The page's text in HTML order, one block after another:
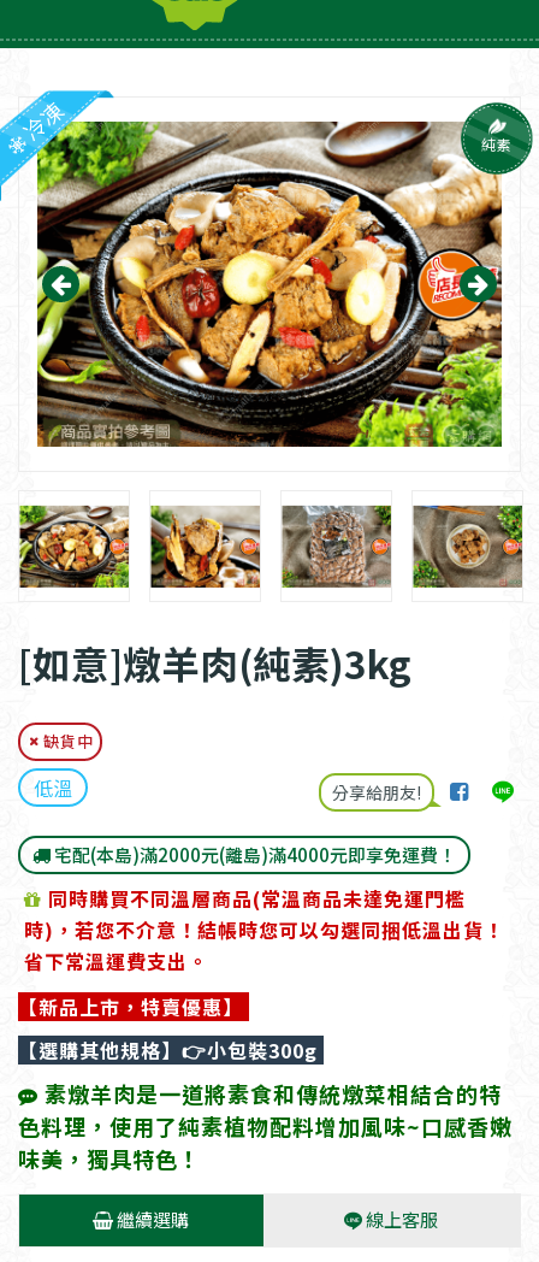
冷凍 純素
[如意]燉羊肉(純素)3kg
缺貨中
低溫 分享給朋友!
宅配(本島)滿2000元(離島)滿4000元即享免運費！
同時購買不同溫層商品(常溫商品未達免運門檻
時)，若您不介意！結帳時您可以勾選同捆低溫出貨！
省下常溫運費支出。
【新品上市，特賣優惠】
【選購其他規格】 👉小包裝300g
素燉羊肉是一道將素食和傳統燉菜相結合的特
色料理，使用了純素植物配料增加風味~口感香嫩
味美，獨具特色！
繼續選購 線上客服